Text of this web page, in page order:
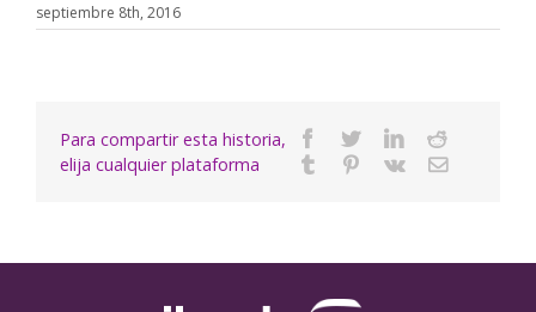
septiembre 8th, 2016
Para compartir esta historia,
elija cualquier plataforma
Facebook
TwitterLinkedinReddit
TumblrPinterest
Vk Email